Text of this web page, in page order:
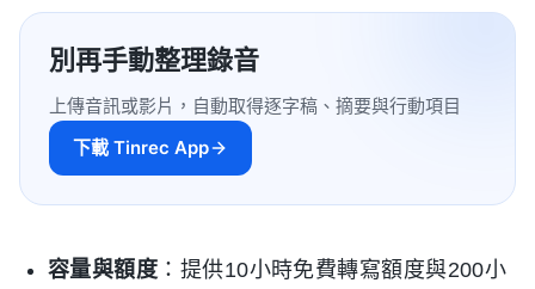
別再手動整理錄音
上傳音訊或影片，自動取得逐字稿、摘要與行動項目
下載 Tinrec App
容量與額度 ：提供10小時免費轉寫額度與200小